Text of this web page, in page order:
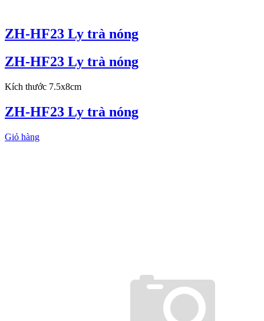
ZH-HF23 Ly trà nóng
ZH-HF23 Ly trà nóng
Kích thước 7.5x8cm
ZH-HF23 Ly trà nóng
Giỏ hàng